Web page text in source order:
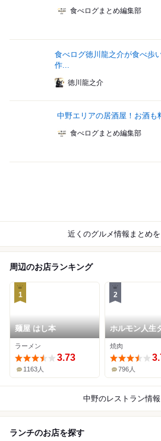
食べログまとめ編集部
食べログ徳川龍之介が食べ歩
作...
徳川龍之介
中野エリアの居酒屋！お酒も
食べログまとめ編集部
近くのグルメ情報まとめ
周辺のお店ランキング
1
麺屋 はし本
ラーメン
3.73
1163人
2
ホルモン人生
ん
焼肉
796人
中野のレストラン情
ランチのお店を探す